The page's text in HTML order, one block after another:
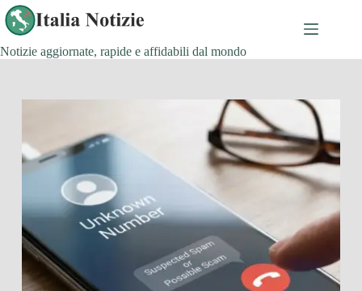
Salta
al
contenuto
Notizie aggiornate, rapide e affidabili dal mondo